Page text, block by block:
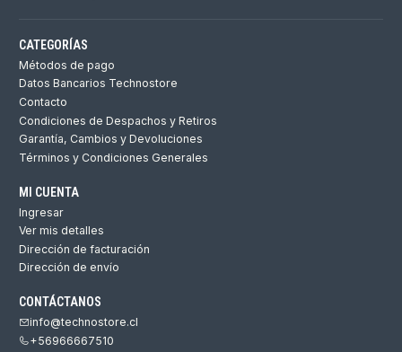
CATEGORÍAS
Métodos de pago
Datos Bancarios Technostore
Contacto
Condiciones de Despachos y Retiros
Garantía, Cambios y Devoluciones
Términos y Condiciones Generales
MI CUENTA
Ingresar
Ver mis detalles
Dirección de facturación
Dirección de envío
CONTÁCTANOS
info@technostore.cl
+56966667510